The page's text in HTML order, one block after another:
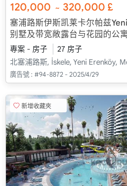
120,000 ~ 320,000£
塞浦路斯伊斯凯莱卡尔帕兹
别墅及带宽敞露台与花园的公
專案 - 房子
27 房子
北塞浦路斯, İskele, Yeni Erenköy,
廣告號 : #94-8872 - 2025/4/29
新增收藏夾